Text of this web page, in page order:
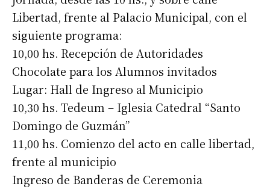
Libertad, frente al Palacio Municipal, con el
siguiente programa:
10,00 hs. Recepción de Autoridades
Chocolate para los Alumnos invitados
Lugar: Hall de Ingreso al Municipio
10,30 hs. Tedeum – Iglesia Catedral “Santo
Domingo de Guzmán”
11,00 hs. Comienzo del acto en calle libertad,
frente al municipio
Ingreso de Banderas de Ceremonia